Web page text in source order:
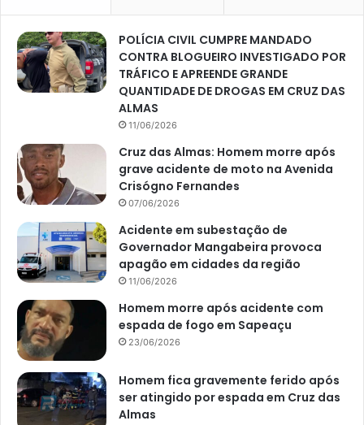
POLÍCIA CIVIL CUMPRE MANDADO
CONTRA BLOGUEIRO INVESTIGADO POR
TRÁFICO E APREENDE GRANDE
QUANTIDADE DE DROGAS EM CRUZ DAS
ALMAS
11/06/2026
Cruz das Almas: Homem morre após
grave acidente de moto na Avenida
Crisógno Fernandes
07/06/2026
Acidente em subestação de
Governador Mangabeira provoca
apagão em cidades da região
11/06/2026
Homem morre após acidente com
espada de fogo em Sapeaçu
23/06/2026
Homem fica gravemente ferido após
ser atingido por espada em Cruz das
Almas